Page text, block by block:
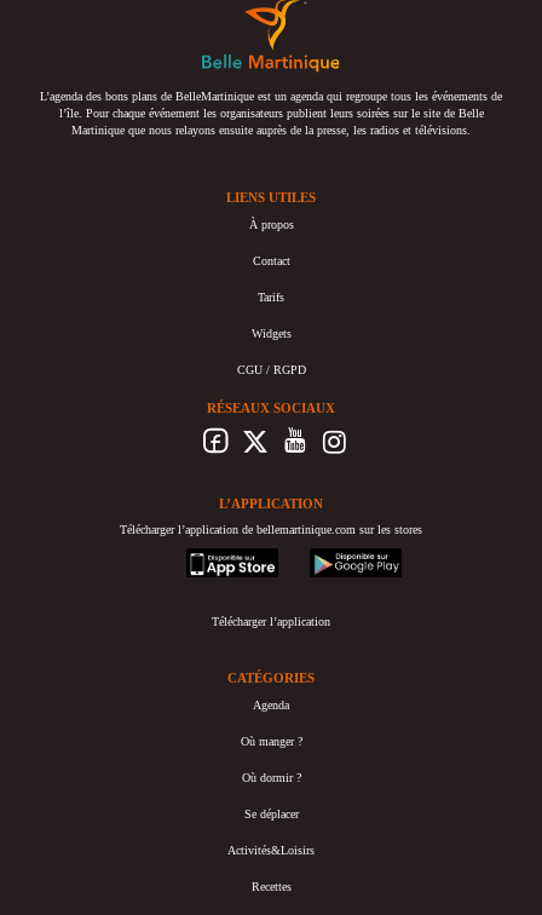
L’agenda des bons plans de BelleMartinique est un agenda qui regroupe tous les événements de
l’île. Pour chaque événement les organisateurs publient leurs soirées sur le site de Belle
Martinique que nous relayons ensuite auprès de la presse, les radios et télévisions.
LIENS UTILES
À propos
Contact
Tarifs
Widgets
CGU / RGPD
RÉSEAUX SOCIAUX
L’APPLICATION
Télécharger l’application de bellemartinique.com sur les stores
appstore
googleplay
Télécharger l’application
CATÉGORIES
Agenda
Où manger ?
Où dormir ?
Se déplacer
Activités&Loisirs
Recettes